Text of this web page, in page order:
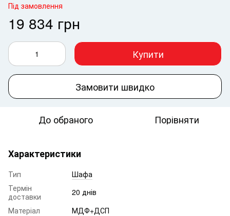
Під замовлення
19 834 грн
Купити
Замовити швидко
До обраного Порівняти
Характеристики
Тип
Шафа
Термін
доставки
20 днів
Матеріал
МДФ+ДСП